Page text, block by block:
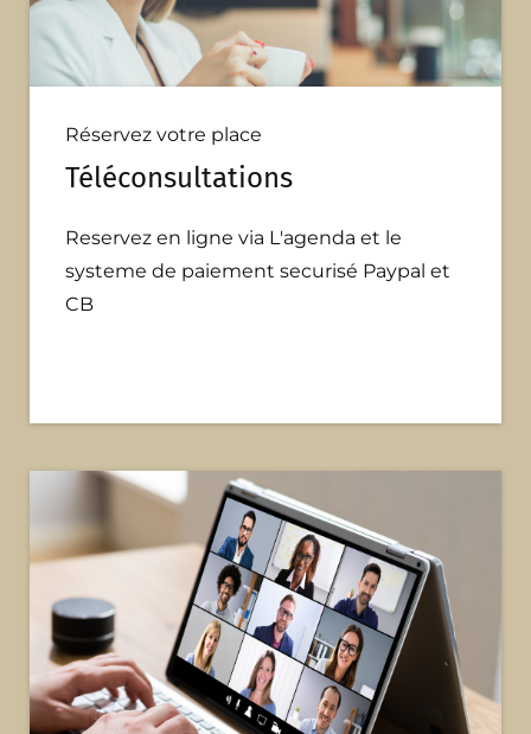
Réservez votre place
Téléconsultations
Reservez en ligne via L'agenda et le
systeme de paiement securisé Paypal et
CB